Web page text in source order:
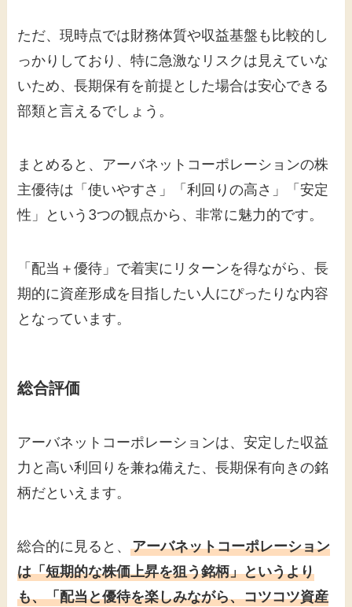
ただ、現時点では財務体質や収益基盤も比較的し
っかりしており、特に急激なリスクは見えていな
いため、長期保有を前提とした場合は安心できる
部類と言えるでしょう。
まとめると、アーバネットコーポレーションの株
主優待は「使いやすさ」「利回りの高さ」「安定
性」という3つの観点から、非常に魅力的です。
「配当＋優待」で着実にリターンを得ながら、長
期的に資産形成を目指したい人にぴったりな内容
となっています。
総合評価
アーバネットコーポレーションは、安定した収益
力と高い利回りを兼ね備えた、長期保有向きの銘
柄だといえます。
総合的に見ると、アーバネットコーポレーション
は「短期的な株価上昇を狙う銘柄」というより
も、「配当と優待を楽しみながら、コツコツ資産